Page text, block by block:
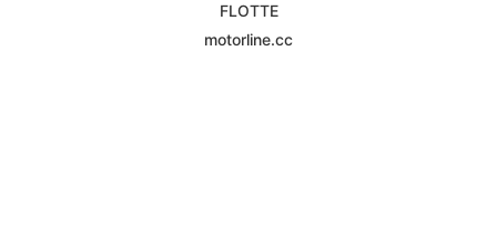
FLOTTE
motorline.cc